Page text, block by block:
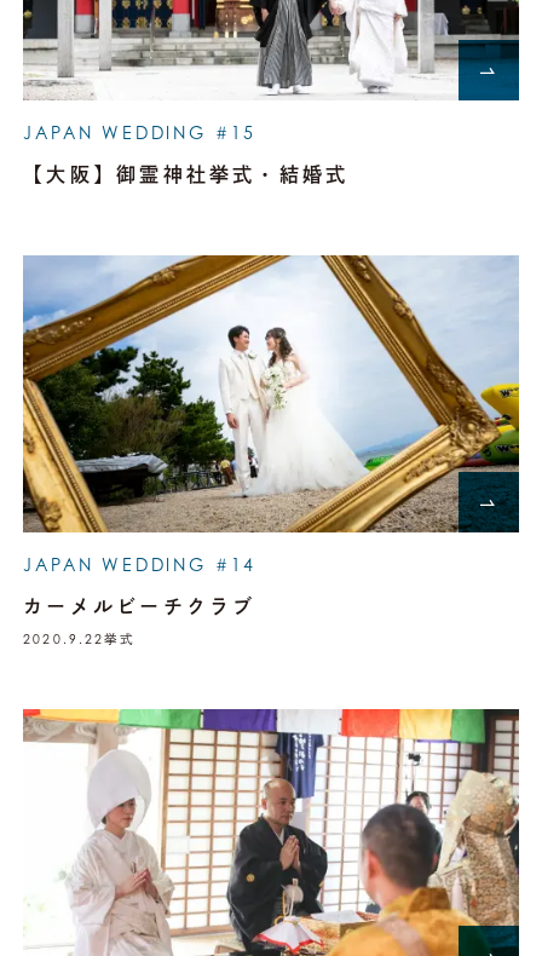
JAPAN WEDDING #15
【大阪】御霊神社挙式・結婚式
JAPAN WEDDING #14
カーメルビーチクラブ
2020.9.22挙式